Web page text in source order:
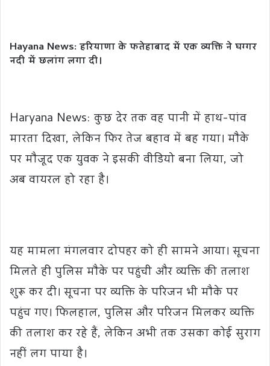
Hayana News: हरियाणा के फतेहाबाद में एक व्यक्ति ने घग्गर
नदी में छलांग लगा दी।
Haryana News: कुछ देर तक वह पानी में हाथ-पांव
मारता दिखा, लेकिन फिर तेज बहाव में बह गया। मौके
पर मौजूद एक युवक ने इसकी वीडियो बना लिया, जो
अब वायरल हो रहा है।
यह मामला मंगलवार दोपहर को ही सामने आया। सूचना
मिलते ही पुलिस मौके पर पहुंची और व्यक्ति की तलाश
शुरू कर दी। सूचना पर व्यक्ति के परिजन भी मौके पर
पहुंच गए। फिलहाल, पुलिस और परिजन मिलकर व्यक्ति
की तलाश कर रहे हैं, लेकिन अभी तक उसका कोई सुराग
नहीं लग पाया है।